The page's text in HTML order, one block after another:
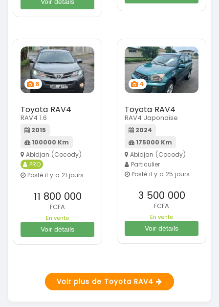
Voir détails
6
Toyota RAV4
RAV4 1.6
2015
100000 Km
Abidjan (Cocody)
PRO
Posté il y a 21 jours
11 800 000
FCFA
En vente
Voir détails
4
Toyota RAV4
RAV4 Japonaise
2024
175000 Km
Abidjan (Cocody)
Particulier
Posté il y a 25 jours
3 500 000
FCFA
En vente
Voir détails
Voir plus de Toyota RAV4